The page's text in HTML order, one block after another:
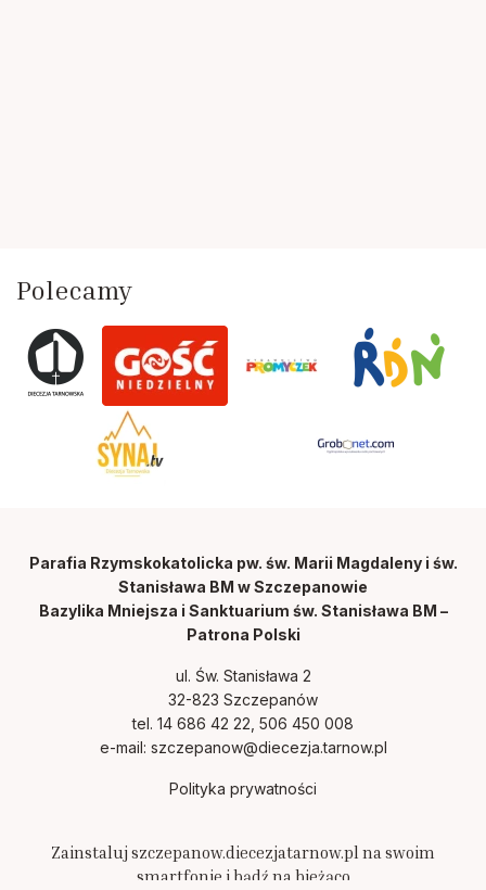
Polecamy
Parafia Rzymskokatolicka pw. św. Marii Magdaleny i św.
Stanisława BM w Szczepanowie
Bazylika Mniejsza i Sanktuarium św. Stanisława BM –
Patrona Polski
ul. Św. Stanisława 2
32-823 Szczepanów
tel. 14 686 42 22, 506 450 008
e-mail: szczepanow@diecezja.tarnow.pl
Polityka prywatności
Zainstaluj szczepanow.diecezjatarnow.pl na swoim
smartfonie i bądź na bieżąco